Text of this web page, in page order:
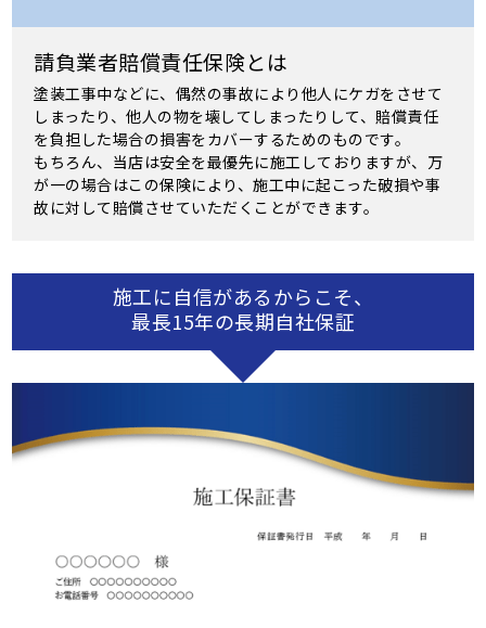
請負業者賠償責任保険とは
塗装工事中などに、偶然の事故により他人にケガをさせて
しまったり、他人の物を壊してしまったりして、賠償責任
を負担した場合の損害をカバーするためのものです。
もちろん、当店は安全を最優先に施工しておりますが、万
が一の場合はこの保険により、施工中に起こった破損や事
故に対して賠償させていただくことができます。
施工に自信があるからこそ、
最長15年の長期自社保証